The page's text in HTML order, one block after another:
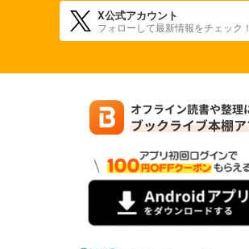
X公式アカウント
フォローして最新情報をチェック！